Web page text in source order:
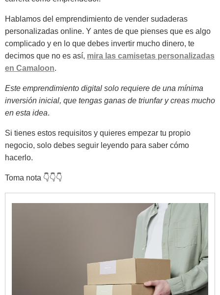
Hablamos del emprendimiento de vender sudaderas
personalizadas online. Y antes de que pienses que es algo
complicado y en lo que debes invertir mucho dinero, te
decimos que no es así, mira las camisetas personalizadas
en Camaloon.
Este emprendimiento digital solo requiere de una mínima
inversión inicial, que tengas ganas de triunfar y creas mucho
en esta idea.
Si tienes estos requisitos y quieres empezar tu propio
negocio, solo debes seguir leyendo para saber cómo
hacerlo.
Toma nota 👇👇👇